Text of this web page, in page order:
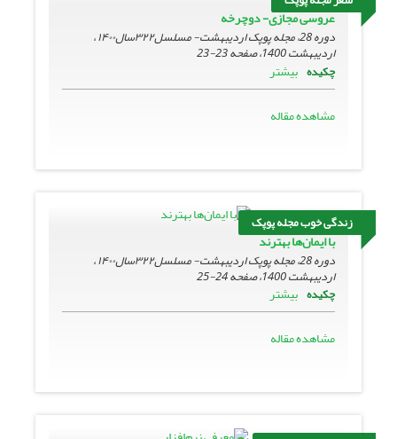
عروسی مجازی- دوچرخه
دوره 28، مجله پوپک اردیبهشت- مسلسل۳۲۲سال۱۴۰۰ ،
اردیبهشت 1400، صفحه
23-23
چکیده بیشتر
مشاهده مقاله
زندگی خوب مجله پوپک
با ایمان‌ها بهترند
دوره 28، مجله پوپک اردیبهشت- مسلسل۳۲۲سال۱۴۰۰ ،
اردیبهشت 1400، صفحه
24-25
چکیده بیشتر
مشاهده مقاله